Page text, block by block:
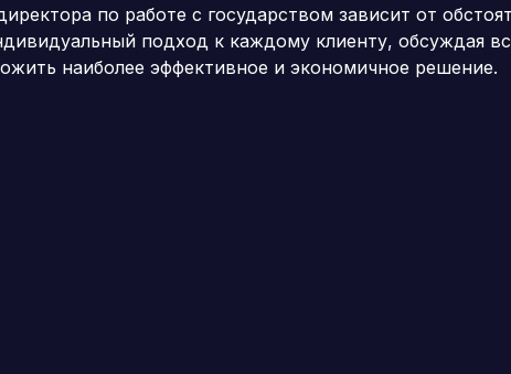
по работе с государством зависит от
подход к каждому клиенту, обсуждая
наиболее эффективное и экономичное решение.